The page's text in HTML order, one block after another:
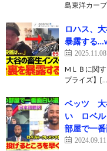
島東洋カー
ロハス、
暴露する
2025.11.08
MＬＢに関
プライズ】
ベッツ 大
い ロベル
部屋で一
2024.09.11